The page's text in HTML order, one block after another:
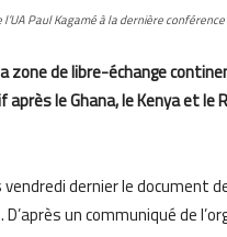
Paul Kagamé à la dernière conférence
zone de libre-échange
le Ghana, le Kenya et
dernier le document
D’après un communiqué de